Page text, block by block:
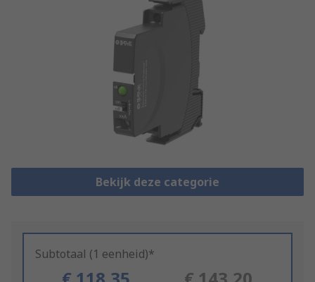
Bekijk deze categorie
Subtotaal (1 eenheid)*